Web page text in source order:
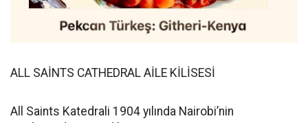
ALL SAİNTS CATHEDRAL AİLE KİLİSESİ
All Saints Katedrali 1904 yılında Nairobi’nin